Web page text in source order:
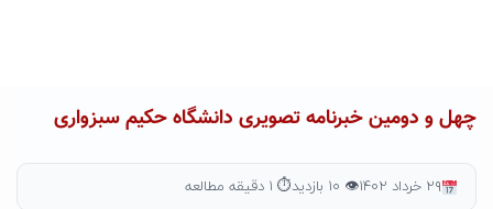
چهل و دومین خبرنامه تصویری دانشگاه حکیم سبزواری
۲۹ خرداد ۱۴۰۲ 👁 ۱۰ بازدید ⏱ ۱ دقیقه مطالعه